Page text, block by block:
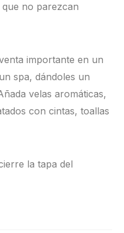
no parezcan
importante en un
spa, dándoles un
velas aromáticas,
con cintas, toallas
la tapa del